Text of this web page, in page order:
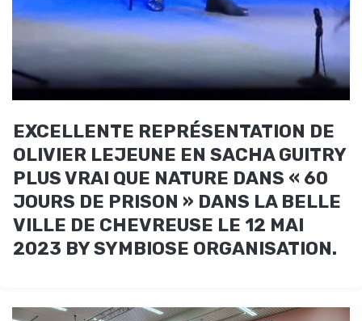
EXCELLENTE REPRÉSENTATION DE
OLIVIER LEJEUNE EN SACHA GUITRY
PLUS VRAI QUE NATURE DANS « 60
JOURS DE PRISON » DANS LA BELLE
VILLE DE CHEVREUSE LE 12 MAI
2023 BY SYMBIOSE ORGANISATION.